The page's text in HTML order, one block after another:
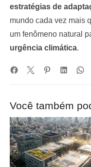
estratégias de
mundo cada vez mais
um fenômeno natural
urgência climática.
Você também